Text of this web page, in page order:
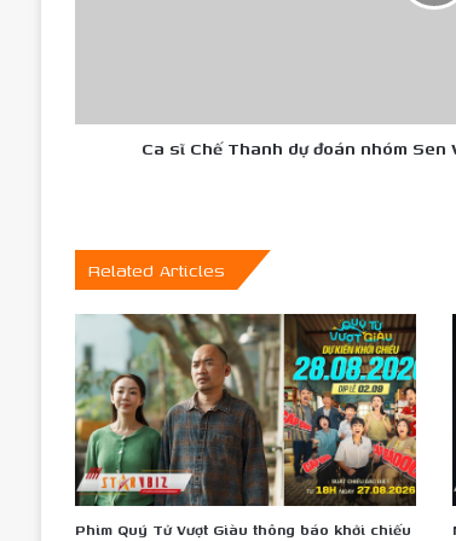
Ca sĩ Chế Thanh dự đoán nhóm
Related Articles
Phim Quý Tử Vượt Giàu thông báo khởi chiếu